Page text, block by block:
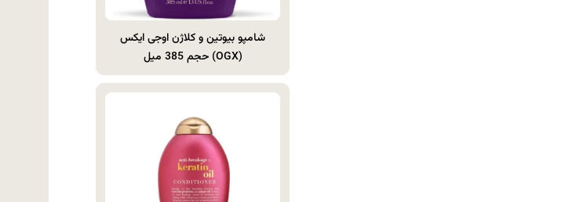
شامپو بیوتین و کلاژن اوجی ایکس
(OGX) حجم 385 میل